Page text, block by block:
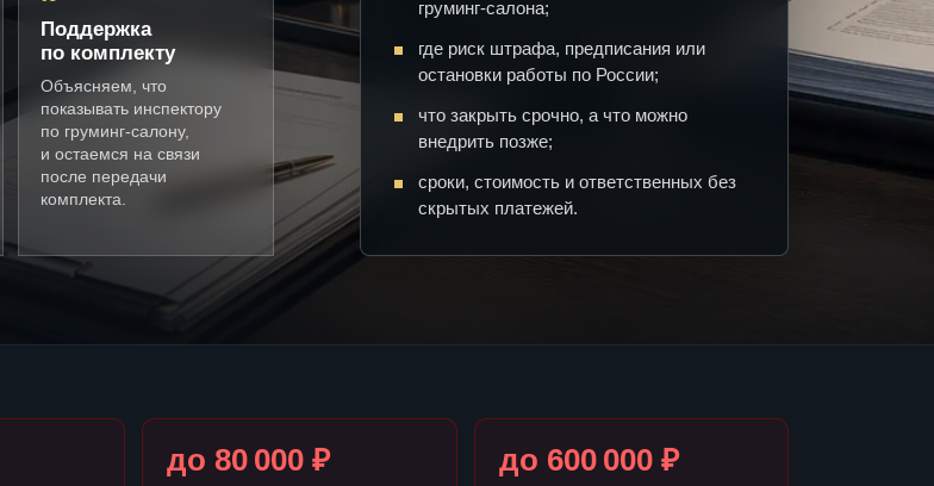
Поддержка
по комплекту
Объясняем, что
показывать инспектору
по груминг-салону,
и остаемся на связи
после передачи
комплекта.
груминг-салона;
где риск штрафа, предписания или
остановки работы по России;
что закрыть срочно, а что можно
внедрить позже;
сроки, стоимость и ответственных без
скрытых платежей.
до 80 000 ₽ до 600 000 ₽